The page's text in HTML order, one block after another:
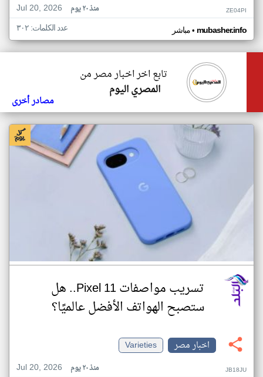
Jul 20, 2026
منذ ٢٠ يوم ZE04PI
مباشر• mubasher.info عدد الكلمات: ٣٠٢
تابع اخر اخبار مصر من
المصري اليوم
مصادر أخرى
تسريب مواصفات Pixel 11.. هل
ستصبح الهواتف الأفضل عالميًا؟
اخبار مصر
Varieties
Jul 20, 2026
منذ ٢٠ يوم JB18JU